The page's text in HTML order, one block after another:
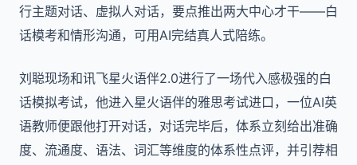
行主题对话、虚拟人对话，要点推出两大中心才干——白
话模考和情形沟通，可用AI完结真人式陪练。
刘聪现场和讯飞星火语伴2.0进行了一场代入感极强的白
话模拟考试，他进入星火语伴的雅思考试进口，一位AI英
语教师便跟他打开对话，对话完毕后，体系立刻给出准确
度、流通度、语法、词汇等维度的体系性点评，并引荐相